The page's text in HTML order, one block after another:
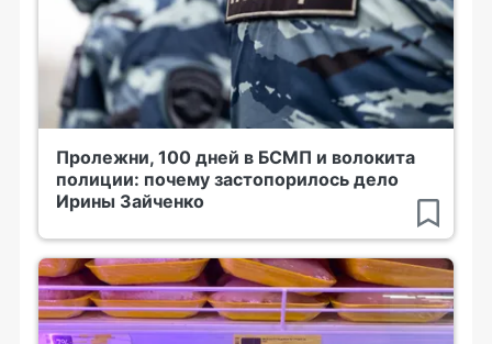
Пролежни, 100 дней в БСМП и волокита
полиции: почему застопорилось дело
Ирины Зайченко